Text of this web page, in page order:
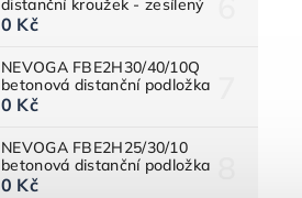
distanční kroužek - zesílený
0 Kč
NEVOGA FBE2H30/40/10Q
betonová distanční podložka
0 Kč
NEVOGA FBE2H25/30/10
betonová distanční podložka
0 Kč